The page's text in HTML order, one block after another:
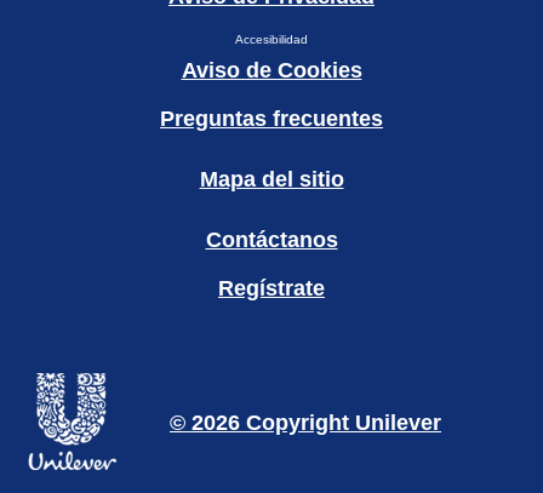
Accesibilidad
Aviso de Cookies
Preguntas frecuentes
Mapa del sitio
Contáctanos
Regístrate
© 2026 Copyright Unilever